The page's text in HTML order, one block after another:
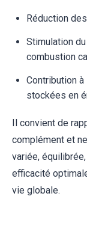
Réduction
Stimulation
combustion
Contribution
stockées en
Il convient de
complément et
variée,
efficacité
vie globale.